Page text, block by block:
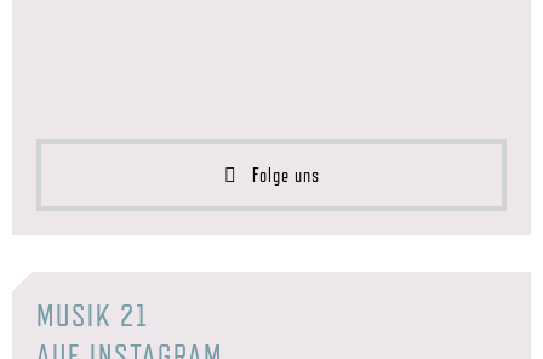
Folge uns
MUSIK 21